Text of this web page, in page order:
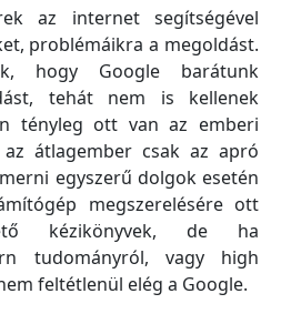
az internet segítségével
problémáikra a megoldást.
hogy Google barátunk
tehát nem is kellenek
tényleg ott van az emberi
átlagember csak az apró
egyszerű dolgok esetén
megszerelésére ott
kézikönyvek, de ha
tudományról, vagy high
feltétlenül elég a Google.